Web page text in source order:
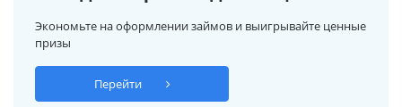
Экономьте на оформлении займов и выигрывайте ценные
призы
Перейти